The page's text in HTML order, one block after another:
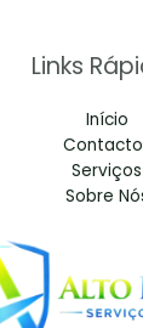
Links
Início
Serviços
Sobre